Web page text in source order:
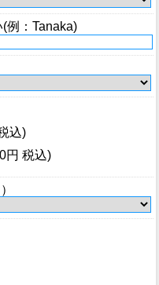
例：Tanaka)
込)
円 税込)